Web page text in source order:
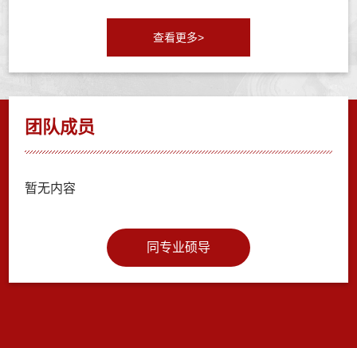
查看更多>
团队成员
暂无内容
同专业硕导